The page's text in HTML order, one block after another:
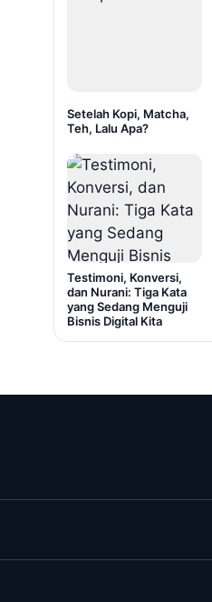
Setelah Kopi, Matcha,
Teh, Lalu Apa?
Testimoni, Konversi,
dan Nurani: Tiga Kata
yang Sedang Menguji
Bisnis Digital Kita